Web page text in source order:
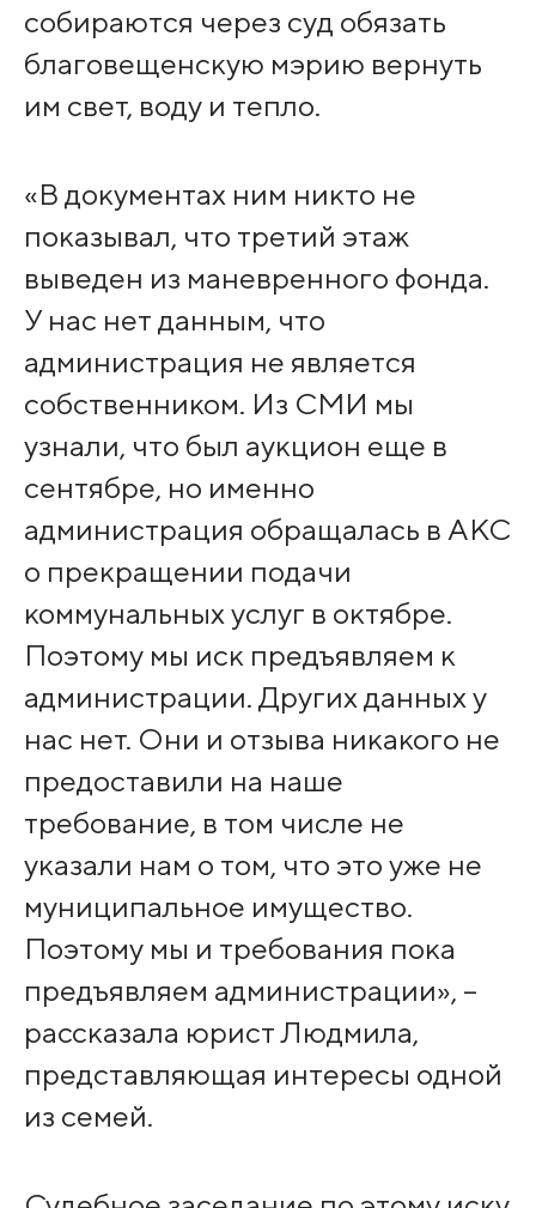
собираются через суд обязать
благовещенскую мэрию вернуть
им свет, воду и тепло.
«В документах ним никто не
показывал, что третий этаж
выведен из маневренного фонда.
У нас нет данным, что
администрация не является
собственником. Из СМИ мы
узнали, что был аукцион еще в
сентябре, но именно
администрация обращалась в АКС
о прекращении подачи
коммунальных услуг в октябре.
Поэтому мы иск предъявляем к
администрации. Других данных у
нас нет. Они и отзыва никакого не
предоставили на наше
требование, в том числе не
указали нам о том, что это уже не
муниципальное имущество.
Поэтому мы и требования пока
предъявляем администрации», –
рассказала юрист Людмила,
представляющая интересы одной
из семей.